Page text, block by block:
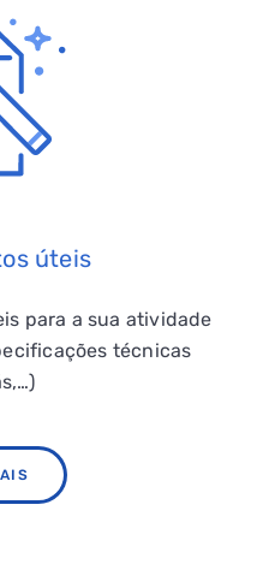
úteis
para a sua atividade
técnicas
NATURAL